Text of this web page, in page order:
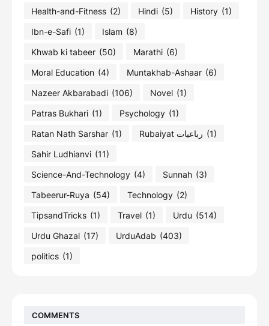
Health-and-Fitness (2) Hindi (5) History (1)
Ibn-e-Safi (1) Islam (8)
Khwab ki tabeer (50) Marathi (6)
Moral Education (4) Muntakhab-Ashaar (6)
Nazeer Akbarabadi (106) Novel (1)
Patras Bukhari (1) Psychology (1)
Ratan Nath Sarshar (1) Rubaiyat رباعیات (1)
Sahir Ludhianvi (11)
Science-And-Technology (4) Sunnah (3)
Tabeerur-Ruya (54) Technology (2)
TipsandTricks (1) Travel (1) Urdu (514)
Urdu Ghazal (17) UrduAdab (403)
politics (1)
COMMENTS